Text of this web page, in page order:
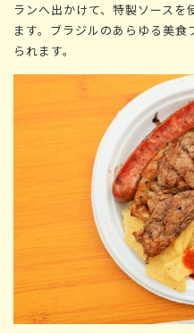
ランへ出かけて、特製ソース
ます。ブラジルのあらゆる美
られます。